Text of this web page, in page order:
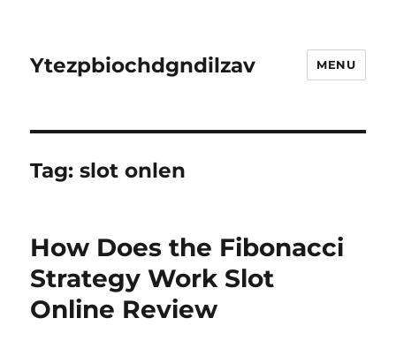
Ytezpbiochdgndilzav MENU
Tag:slot onlen
How Does the Fibonacci
Strategy Work Slot
Online Review